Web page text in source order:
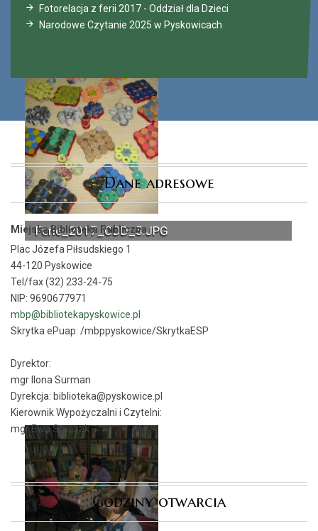
Ferie_2017_ODD_5.JPG
Fotorelacja z ferii 2017 - Oddział dla Dzieci
Narodowe Czytanie 2025 w Pyskowicach
Dane adresowe
Miejska Biblioteka Publiczna
Plac Józefa Piłsudskiego 1
44-120 Pyskowice
Tel/fax (32) 233-24-75
NIP: 9690677971
mbp@bibliotekapyskowice.pl
Skrytka ePuap: /mbppyskowice/SkrytkaESP
Dyrektor:
mgr Ilona Surman
Dyrekcja: biblioteka@pyskowice.pl
Kierownik Wypożyczalni i Czytelni:
mgr Ewa Staszak
Godziny otwarcia